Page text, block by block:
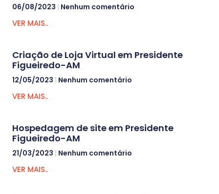
06/08/2023 Nenhum comentário
VER MAIS..
Criação de Loja Virtual em Presidente
Figueiredo-AM
12/05/2023 Nenhum comentário
VER MAIS..
Hospedagem de site em Presidente
Figueiredo-AM
21/03/2023 Nenhum comentário
VER MAIS..